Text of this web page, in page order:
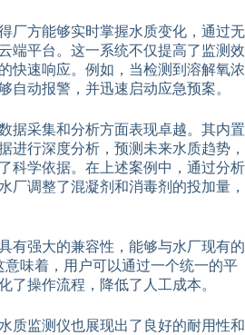
厂方能够实时掌握水质变化，通过无
端平台。这一系统不仅提高了监测效
快速响应。例如，当检测到溶解氧浓
自动报警，并迅速启动应急预案。
据采集和分析方面表现卓越。其内置
进行深度分析，预测未来水质趋势，
科学依据。在上述案例中，通过分析
厂调整了混凝剂和消毒剂的投加量，
有强大的兼容性，能够与水厂现有的
味着，用户可以通过一个统一的平
了操作流程，降低了人工成本。
质监测仪也展现出了良好的耐用性和